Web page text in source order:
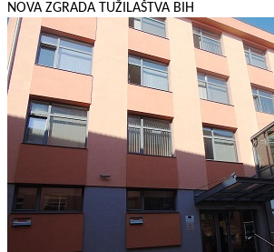
NOVA ZGRADA TUŽILAŠTVA BIH